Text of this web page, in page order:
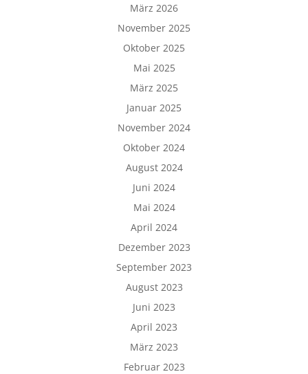
März 2026
November 2025
Oktober 2025
Mai 2025
März 2025
Januar 2025
November 2024
Oktober 2024
August 2024
Juni 2024
Mai 2024
April 2024
Dezember 2023
September 2023
August 2023
Juni 2023
April 2023
März 2023
Februar 2023